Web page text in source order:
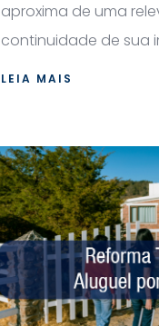
aproxima de uma
continuidade de sua
LEIA MAIS